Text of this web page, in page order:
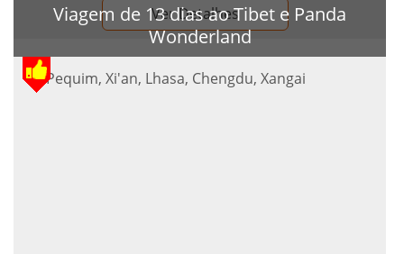
Ver Detalhes
Viagem de 13 dias ao Tibet e Panda
Wonderland
Pequim, Xi'an, Lhasa, Chengdu, Xangai